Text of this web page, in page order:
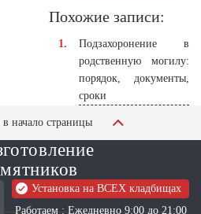
Похожие записи:
Подзахоронение в
родственную могилу:
порядок, документы,
сроки
начало страницы
Установка на ВСЕХ кладбищах
Работаем : Ежедневно 9:00 до 21:00